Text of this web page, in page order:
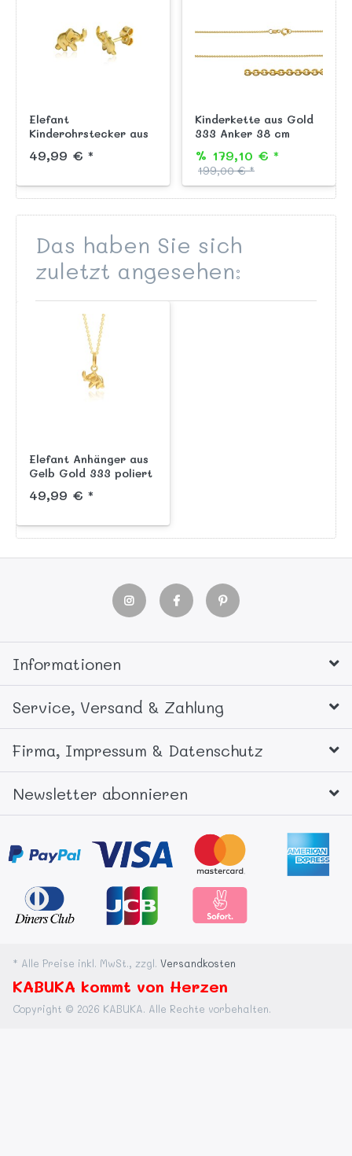
Elefant
Kinderohrstecker aus
49,99 € *
Kinderkette aus Gold
333 Anker 38 cm
% 179,10 € *
199,00 € *
Das haben Sie sich
zuletzt angesehen:
Elefant Anhänger aus
Gelb Gold 333 poliert
49,99 € *
Informationen
Service, Versand & Zahlung
Firma, Impressum & Datenschutz
Newsletter abonnieren
* Alle Preise inkl. MwSt., zzgl. Versandkosten
KABUKA kommt von Herzen
Copyright © 2026 KABUKA. Alle Rechte vorbehalten.